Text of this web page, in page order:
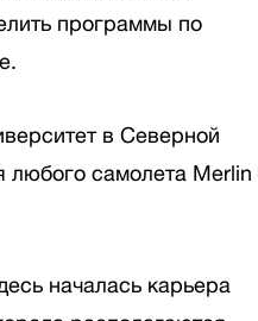
программы по
в Северной
любого самолета Merlin
началась карьера